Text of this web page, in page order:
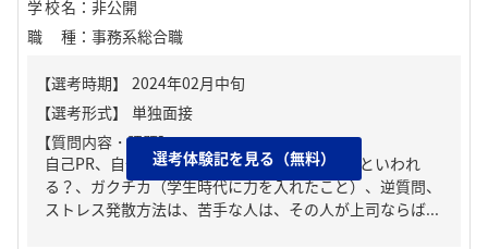
学校名 ： 非公開
職種 ： 事務系総合職
【質問内容・課題】
自己PR、自分の強み/弱み、周りからどんな人といわれ
る？、ガクチカ（学生時代に力を入れたこと）、逆質問、
ストレス発散方法は、苦手な人は、その人が上司ならば...
選考体験記を見る（無料）